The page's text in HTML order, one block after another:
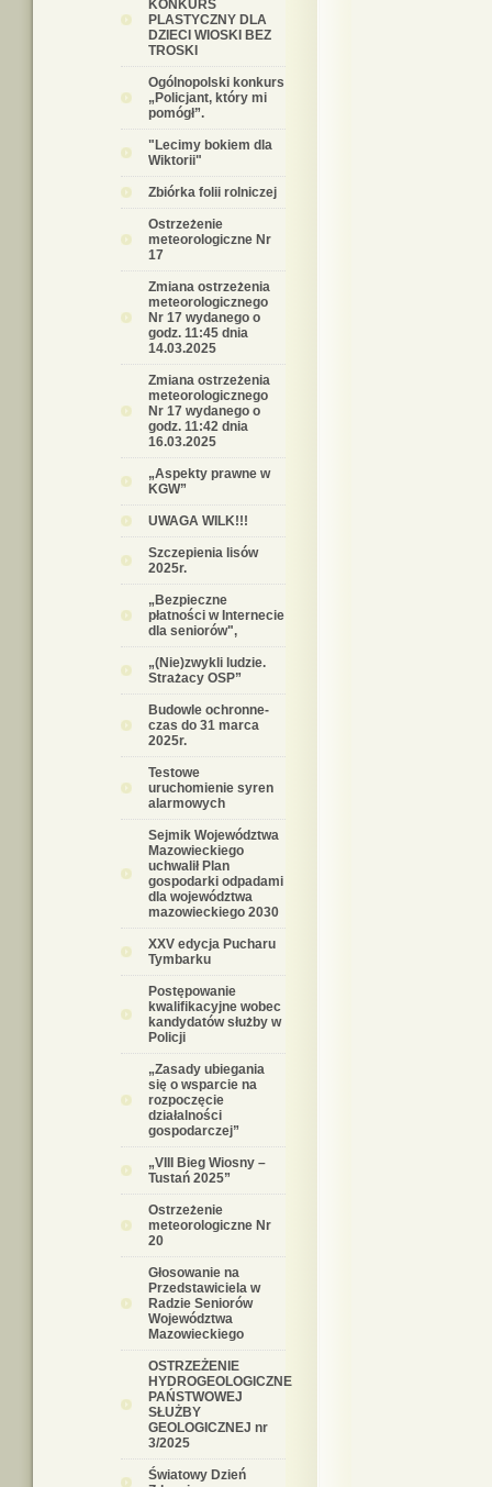
KONKURS
PLASTYCZNY DLA
DZIECI WIOSKI BEZ
TROSKI
Ogólnopolski konkurs
„Policjant, który mi
pomógł”.
"Lecimy bokiem dla
Wiktorii"
Zbiórka folii rolniczej
Ostrzeżenie
meteorologiczne Nr
17
Zmiana ostrzeżenia
meteorologicznego
Nr 17 wydanego o
godz. 11:45 dnia
14.03.2025
Zmiana ostrzeżenia
meteorologicznego
Nr 17 wydanego o
godz. 11:42 dnia
16.03.2025
„Aspekty prawne w
KGW”
UWAGA WILK!!!
Szczepienia lisów
2025r.
„Bezpieczne
płatności w Internecie
dla seniorów",
„(Nie)zwykli ludzie.
Strażacy OSP”
Budowle ochronne-
czas do 31 marca
2025r.
Testowe
uruchomienie syren
alarmowych
Sejmik Województwa
Mazowieckiego
uchwalił Plan
gospodarki odpadami
dla województwa
mazowieckiego 2030
XXV edycja Pucharu
Tymbarku
Postępowanie
kwalifikacyjne wobec
kandydatów służby w
Policji
„Zasady ubiegania
się o wsparcie na
rozpoczęcie
działalności
gospodarczej”
„VIII Bieg Wiosny –
Tustań 2025”
Ostrzeżenie
meteorologiczne Nr
20
Głosowanie na
Przedstawiciela w
Radzie Seniorów
Województwa
Mazowieckiego
OSTRZEŻENIE
HYDROGEOLOGICZNE
PAŃSTWOWEJ
SŁUŻBY
GEOLOGICZNEJ nr
3/2025
Światowy Dzień